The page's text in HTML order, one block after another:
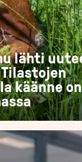
lähti
käänne on